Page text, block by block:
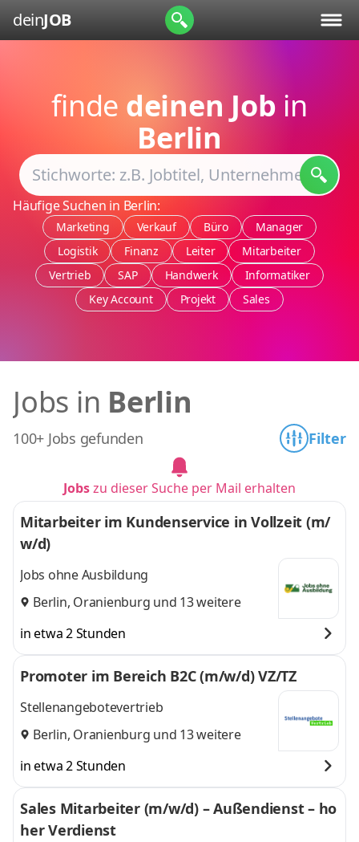
deinJOB
finde deinen Job in
Berlin
Häufige Suchen in Berlin:
Marketing Verkauf Büro
Manager
Logistik
Finanz Leiter
Mitarbeiter
Vertrieb
SAP Handwerk
Informatiker
Key Account
Projekt Sales
Jobs in Berlin
100+ Jobs gefunden Filter
Jobszu dieser Suche per Mail erhalten
Mitarbeiter im Kundenservice in Vollzeit (m/
w/d)
Jobs ohne Ausbildung
Berlin, Oranienburg und 13 weitere
in etwa 2 Stunden
Promoter im Bereich B2C (m/w/d) VZ/TZ
Stellenangebotevertrieb
Berlin, Oranienburg und 13 weitere
in etwa 2 Stunden
Sales Mitarbeiter (m/w/d) – Außendienst – ho
her Verdienst